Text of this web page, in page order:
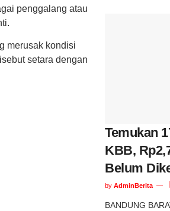
penggalang atau
merusak kondisi
setara dengan
Temukan
KBB,
Belum
by AdminBerita
BANDUNG